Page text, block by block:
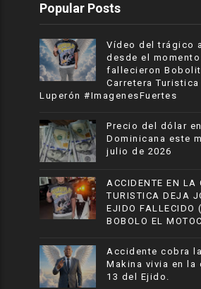
Popular Posts
Vídeo del trágico
desde el
fallecieron
Carretera
Luperón #ImagenesFuertes
Precio del dólar
Dominicana este
julio de 2026
ACCIDENTE EN LA
TURISTICA DEJA
EJIDO FALLECIDO
BOBOLO EL
Accidente cobra
Makina vivia en la
13 del Ejido.